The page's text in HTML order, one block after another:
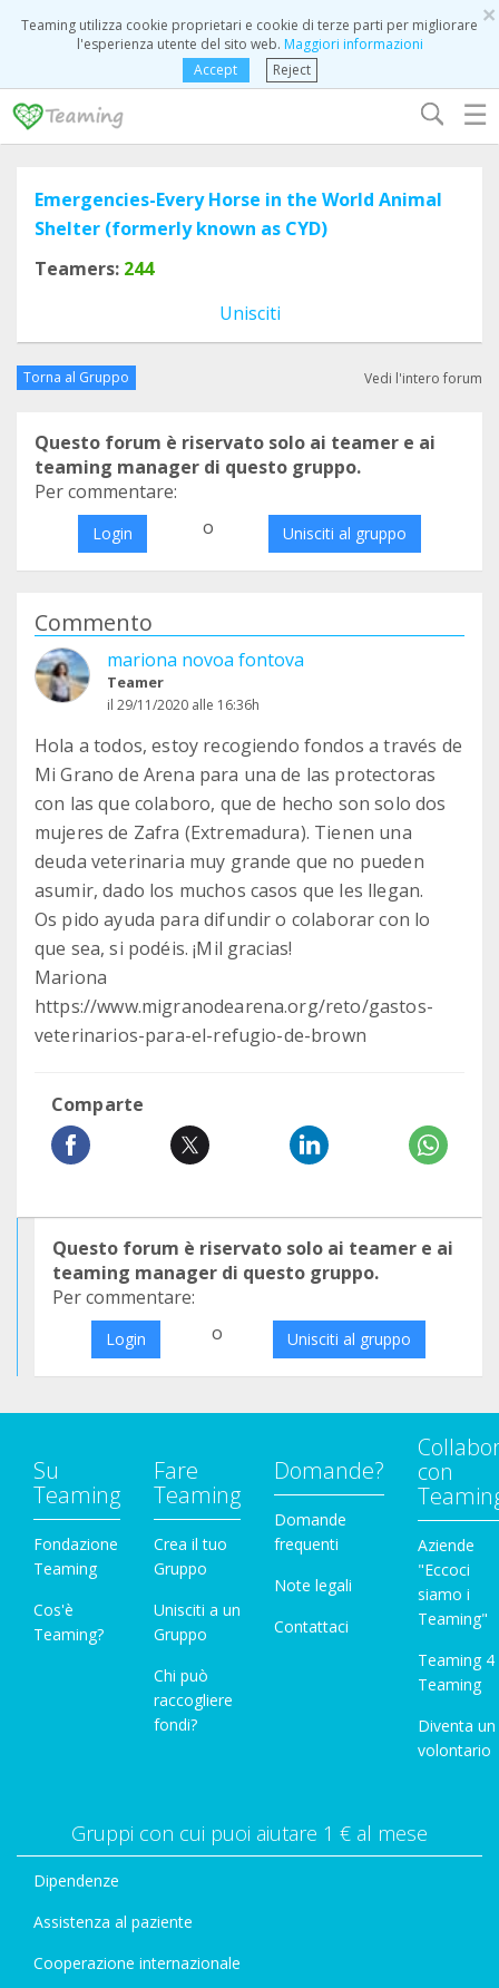
×
Teaming utilizza cookie proprietari e cookie di terze parti per migliorare
l'esperienza utente del sito web. Maggiori informazioni
Accept
Reject
☰
Emergencies-Every Horse in the World Animal
Shelter (formerly known as CYD)
Teamers: 244
Unisciti
Torna al Gruppo Vedi l'intero forum
Questo forum è riservato solo ai teamer e ai
teaming manager di questo gruppo.
Per commentare:
Login o Unisciti al gruppo
Commento
mariona novoa fontova
Teamer
il 29/11/2020 alle 16:36h
Hola a todos, estoy recogiendo fondos a través de
Mi Grano de Arena para una de las protectoras
con las que colaboro, que de hecho son solo dos
mujeres de Zafra (Extremadura). Tienen una
deuda veterinaria muy grande que no pueden
asumir, dado los muchos casos que les llegan.
Os pido ayuda para difundir o colaborar con lo
que sea, si podéis. ¡Mil gracias!
Mariona
https://www.migranodearena.org/reto/gastos-
veterinarios-para-el-refugio-de-brown
Comparte
Questo forum è riservato solo ai teamer e ai
teaming manager di questo gruppo.
Per commentare:
Login o Unisciti al gruppo
Su
Teaming
Fondazione
Teaming
Cos'è
Teaming?
Fare
Teaming
Crea il tuo
Gruppo
Unisciti a un
Gruppo
Chi può
raccogliere
fondi?
Domande?
Domande
frequenti
Note legali
Contattaci
con
Aziende
"Eccoci
siamo i
Teaming"
Teaming 4
Teaming
Diventa un
volontario
Gruppi con cui puoi aiutare 1 € al mese
Dipendenze
Assistenza al paziente
Cooperazione internazionale